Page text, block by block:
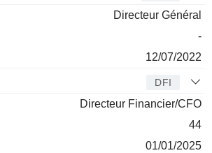
Directeur Général
-
12/07/2022
DFI
Directeur Financier/CFO
44
01/01/2025